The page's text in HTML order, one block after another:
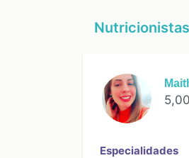
5,00
Especialidades